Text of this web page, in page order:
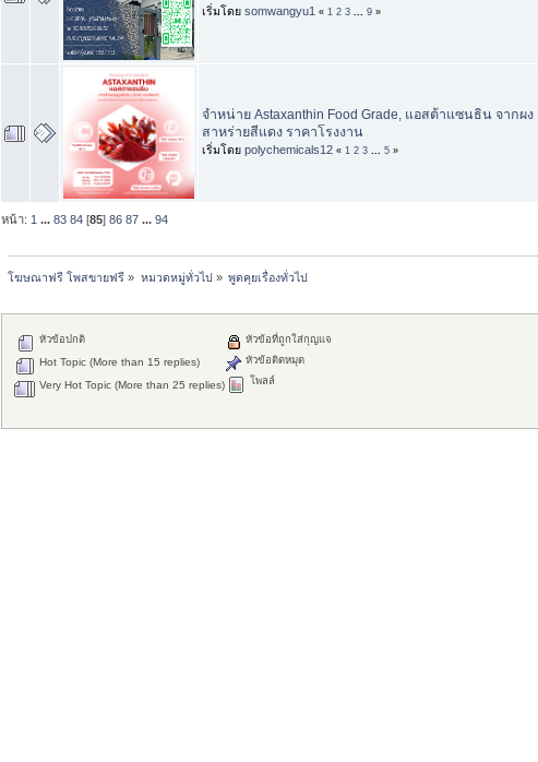
เริ่มโดยsomwangyu1 «1 2 3 ...9 »
จำหน่าย Astaxanthin Food Grade, แอสต้าแซนธิน จากผง
สาหร่ายสีแดง ราคาโรงงาน
เริ่มโดยpolychemicals12 «1 2 3 ...5 »
หน้า: 1 ...83 84 [85]86 87 ...94
โฆษณาฟรี โพสขายฟรี » หมวดหมู่ทั่วไป » พูดคุยเรื่องทั่วไป
หัวข้อปกติ
Hot Topic (More than 15 replies)
Very Hot Topic (More than 25 replies)
หัวข้อที่ถูกใส่กุญแจ
หัวข้อติดหมุด
โพลล์